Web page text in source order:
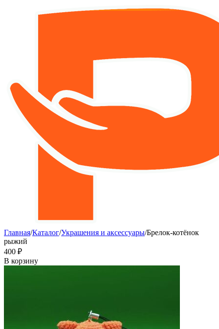
Главная/Каталог/Украшения и аксессуары/Брелок-котёнок
рыжий
‍400‍ ₽
В корзину